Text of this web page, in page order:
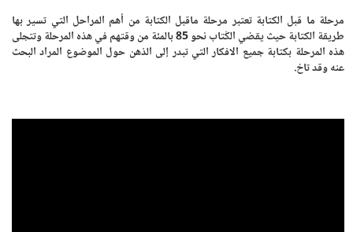
مرحلة ما قبل الكتابة تعتبر مرحلة ماقبل الكتابة من أهم المراحل التي تسير بها
طريقة الكتابة حيث يقضي الكُتاب نحو 85 بالمئة من وقتهم في هذه المرحلة وتتجلى
هذه المرحلة بكتابة جميع الافكار التي تبدر إلى الذهن حول الموضوع المراد البحث
عنه وقد تاخ.